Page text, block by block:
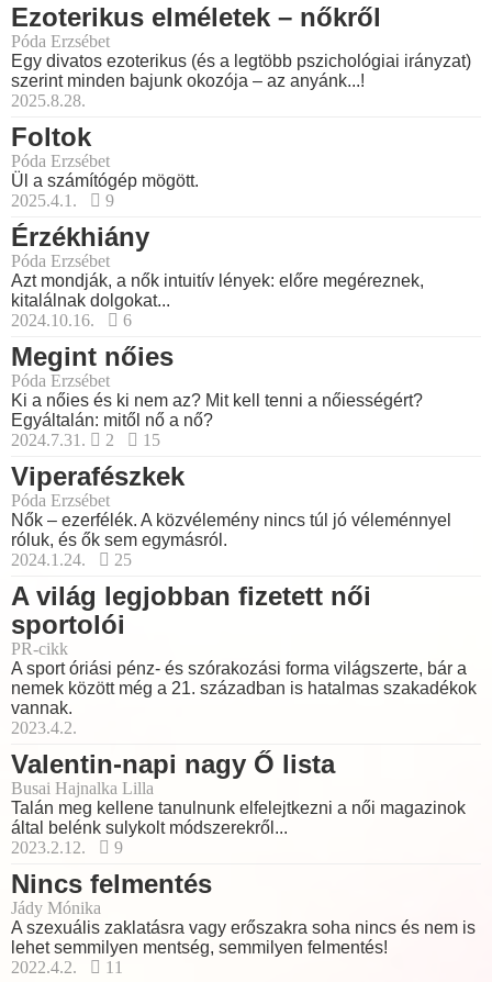
Ezoterikus elméletek – nőkről
Póda Erzsébet
Egy divatos ezoterikus (és a legtöbb pszichológiai irányzat)
szerint minden bajunk okozója – az anyánk...!
2025.8.28.
Foltok
Póda Erzsébet
Ül a számítógép mögött.
2025.4.1.
9
Érzékhiány
Póda Erzsébet
Azt mondják, a nők intuitív lények: előre megéreznek,
kitalálnak dolgokat...
2024.10.16.
6
Megint nőies
Póda Erzsébet
Ki a nőies és ki nem az? Mit kell tenni a nőiességért?
Egyáltalán: mitől nő a nő?
2024.7.31.
2 15
Viperafészkek
Póda Erzsébet
Nők – ezerfélék. A közvélemény nincs túl jó véleménnyel
róluk, és ők sem egymásról.
2024.1.24.
25
A világ legjobban fizetett női
sportolói
PR-cikk
A sport óriási pénz- és szórakozási forma világszerte, bár a
nemek között még a 21. században is hatalmas szakadékok
vannak.
2023.4.2.
Valentin-napi nagy Ő lista
Busai Hajnalka Lilla
Talán meg kellene tanulnunk elfelejtkezni a női magazinok
által belénk sulykolt módszerekről...
2023.2.12.
9
Nincs felmentés
Jády Mónika
A szexuális zaklatásra vagy erőszakra soha nincs és nem is
lehet semmilyen mentség, semmilyen felmentés!
2022.4.2.
11